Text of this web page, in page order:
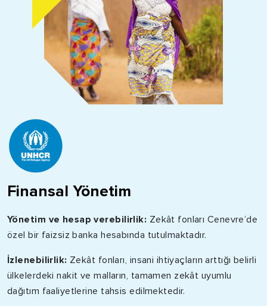
Finansal Yönetim
Yönetim ve hesap verebilirlik: Zekât fonları Cenevre’de
özel bir faizsiz banka hesabında tutulmaktadır.
İzlenebilirlik: Zekât fonları, insani ihtiyaçların arttığı belirli
ülkelerdeki nakit ve malların, tamamen zekât uyumlu
dağıtım faaliyetlerine tahsis edilmektedir.